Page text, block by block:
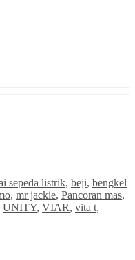
sepeda listrik, beji, bengkel
, mr jackie, Pancoran mas,
UNITY, VIAR, vita t,